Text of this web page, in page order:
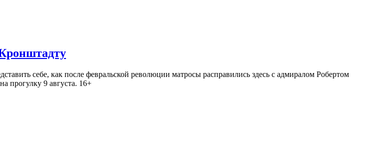
себе, как после февральской революции матросы расправились здесь с адмиралом Робертом
прогулку 9 августа. 16+